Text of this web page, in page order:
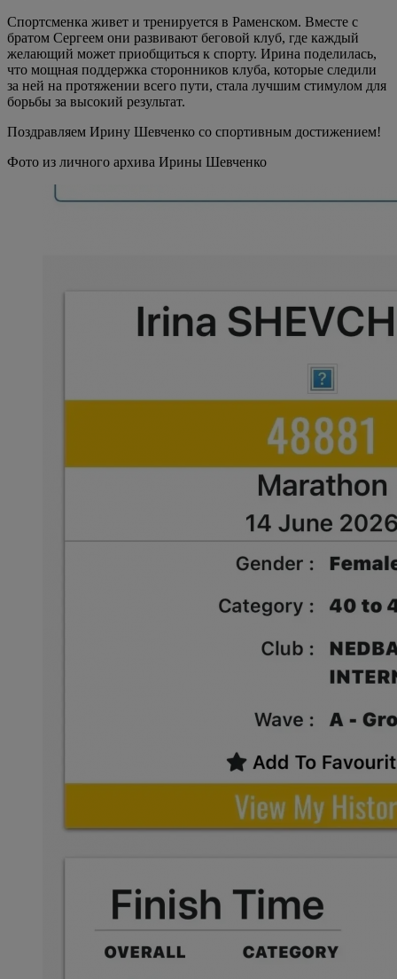
Спортсменка живет и тренируется в Раменском. Вместе с
братом Сергеем они развивают беговой клуб, где каждый
желающий может приобщиться к спорту. Ирина поделилась,
что мощная поддержка сторонников клуба, которые следили
за ней на протяжении всего пути, стала лучшим стимулом для
борьбы за высокий результат.
Поздравляем Ирину Шевченко со спортивным достижением!
Фото из личного архива Ирины Шевченко